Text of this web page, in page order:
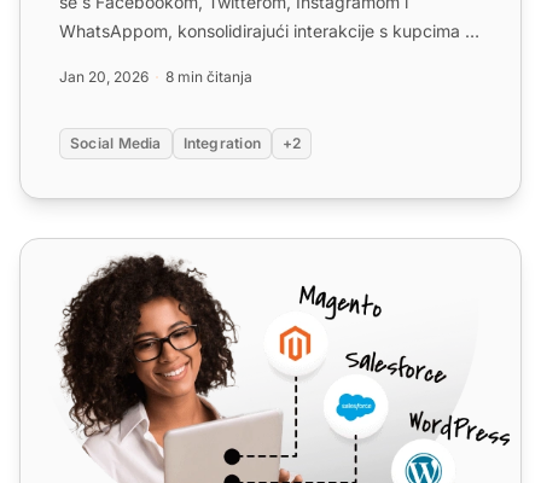
WhatsAppom, konsolidirajući interakcije s kupcima u
Jan 20, 2026 8 min čitanja
Social Media Integration +2
Facebook Lead Ads